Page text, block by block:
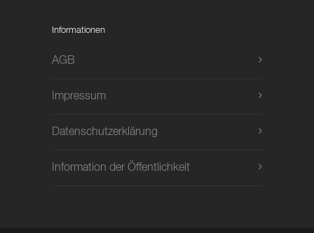
Informationen
AGB
Impressum
Datenschutzerklärung
Information der Öffentlichkeit